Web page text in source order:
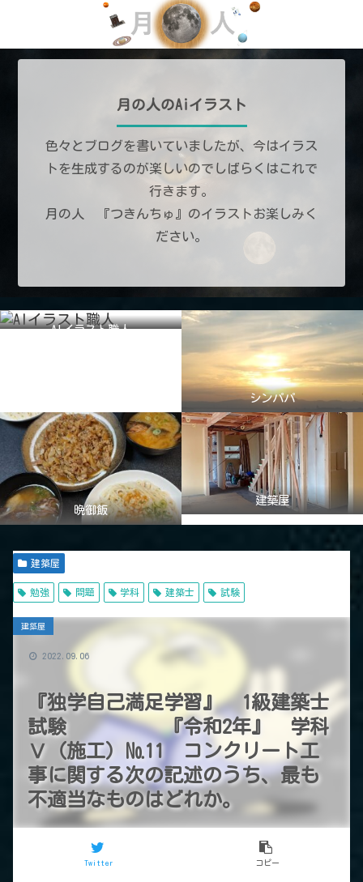
月の人のAiイラスト
色々とブログを書いていましたが、今はイラス
トを生成するのが楽しいのでしばらくはこれで
行きます。
月の人 『つきんちゅ』のイラストお楽しみく
ださい。
AIイラスト職人
シンパパ
晩御飯
建築屋
建築屋
勉強 問題 学科 建築士 試験
『独学自己満足学習』 1級建築士
試験 『令和2年』 学科
Ⅴ（施工）№11 コンクリート工
事に関する次の記述のうち、最も
不適当なものはどれか。
建築屋
Twitter コピー
2022.09.06